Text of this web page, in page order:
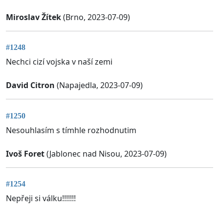
Miroslav Žítek(Brno, 2023-07-09)
#1248
Nechci cizí vojska v naší zemi
David Citron (Napajedla, 2023-07-09)
#1250
Nesouhlasím s tímhle rozhodnutim
Ivoš Foret(Jablonec nad Nisou, 2023-07-09)
#1254
Nepřeji si válku!!!!!!!